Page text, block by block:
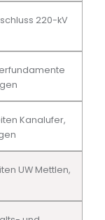
220-kV
Kanalufer,
UW Mettlen,